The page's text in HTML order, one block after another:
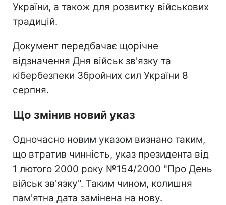
України, а також для розвитку військових
традицій.
Документ передбачає щорічне
відзначення Дня військ зв'язку та
кібербезпеки Збройних сил України 8
серпня.
Що змінив новий указ
Одночасно новим указом визнано таким,
що втратив чинність, указ президента від
1 лютого 2000 року №154/2000 "Про День
військ зв'язку". Таким чином, колишня
пам'ятна дата замінена на нову.